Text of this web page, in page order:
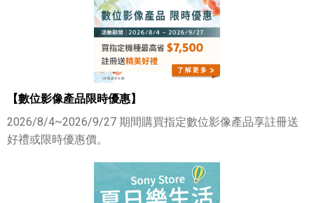
【數位影像產品限時優惠】
2026/8/4~2026/9/27 期間購買指定數位影像產品享註冊送
好禮或限時優惠價。